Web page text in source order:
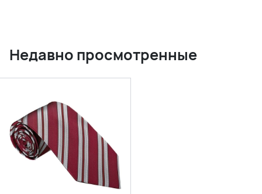
Недавно просмотренные